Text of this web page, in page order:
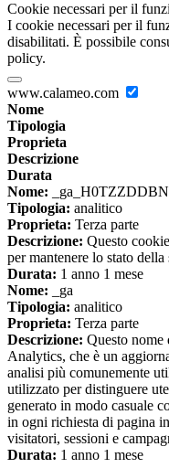
Cookie necessari per il
I cookie necessari per il
disabilitati. È possibile
policy.
www.calameo.com
Nome
Tipologia
Proprieta
Descrizione
Durata
Nome:
Tipologia: analitico
Proprieta: Terza parte
Descrizione: Questo
per mantenere lo stato della
Durata: 1 anno 1 mese
Nome: _ga
Tipologia: analitico
Proprieta: Terza parte
Descrizione: Questo nome
Analytics, che è un
analisi più comunemente
utilizzato per distinguere
generato in modo casuale
in ogni richiesta di pagina
visitatori, sessioni e
Durata: 1 anno 1 mese